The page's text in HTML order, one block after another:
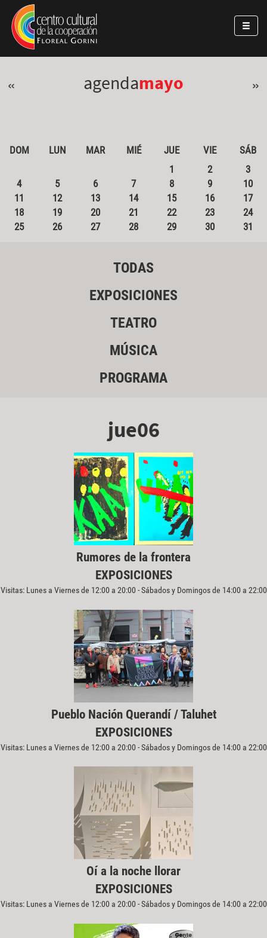
Pasar al contenido principal
Jump to main content
« agendamayo »
DOM LUN MAR MIÉ JUE VIE
SÁB
1
2
3
4
5 6 7 8 9
10
11
12 13 14 15 16
17
18
19 20 21 22 23
24
25
26 27 28 29 30 31
TODAS
EXPOSICIONES
TEATRO
MÚSICA
PROGRAMA
jue06
Rumores de la frontera
EXPOSICIONES
Visitas: Lunes a Viernes de 12:00 a 20:00 - Sábados y Domingos de 14:00 a 22:00
Pueblo Nación Querandí / Taluhet
EXPOSICIONES
Visitas: Lunes a Viernes de 12:00 a 20:00 - Sábados y Domingos de 14:00 a 22:00
Oí a la noche llorar
EXPOSICIONES
Visitas: Lunes a Viernes de 12:00 a 20:00 - Sábados y Domingos de 14:00 a 22:00